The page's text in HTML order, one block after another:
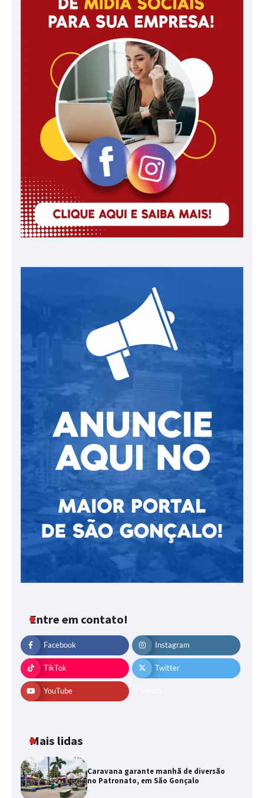
Entre em contato!
Facebook Instagram
TikTok Twitter
YouTube
Mais lidas
Caravana garante manhã de diversão
no Patronato, em São Gonçalo